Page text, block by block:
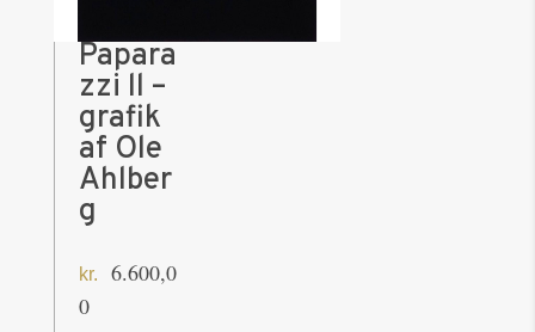
Papara
zzi ll –
grafik
af Ole
Ahlber
g
kr.
6.600,0
0